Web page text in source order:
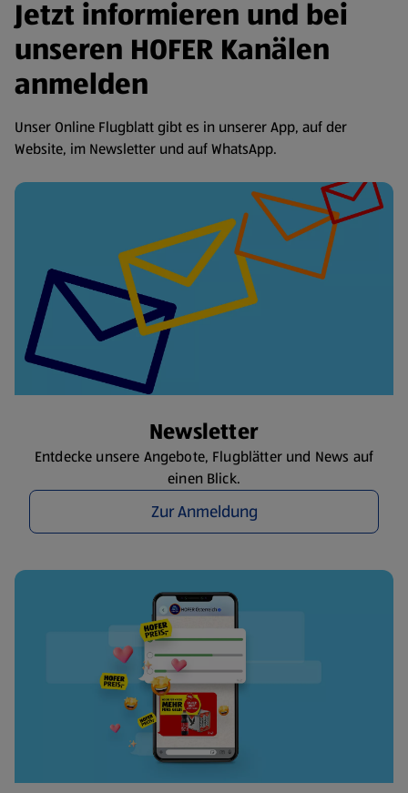
Jetzt informieren und bei
unseren HOFER Kanälen
anmelden
Unser Online Flugblatt gibt es in unserer App, auf der
Website, im Newsletter und auf WhatsApp.
Newsletter
Entdecke unsere Angebote, Flugblätter und News auf
einen Blick.
Zur Anmeldung